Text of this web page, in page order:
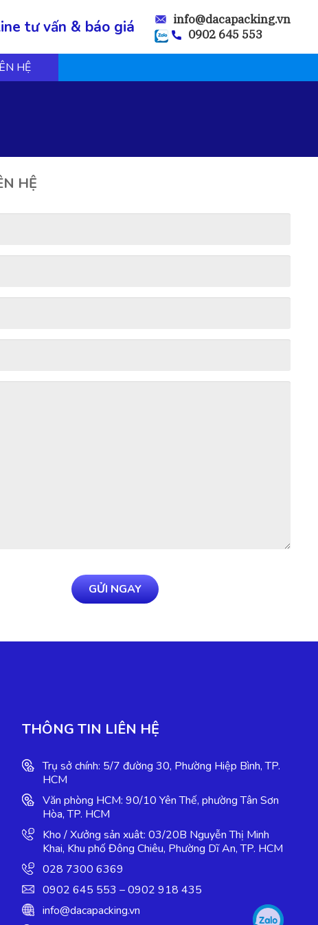
tư vấn & báo giá
info@dacapacking.vn
0902 645 553
HỆ
HỆ
GỬI NGAY
THÔNG TIN LIÊN HỆ
Trụ sở chính: 5/7 đường 30, Phường Hiệp Bình, TP.
HCM
Văn phòng HCM: 90/10 Yên Thế, phường Tân Sơn
Hòa, TP. HCM
Kho / Xưởng sản xuât: 03/20B Nguyễn Thị Minh
Khai, Khu phố Đông Chiêu, Phường Dĩ An, TP. HCM
028 7300 6369
0902 645 553 – 0902 918 435
info@dacapacking.vn